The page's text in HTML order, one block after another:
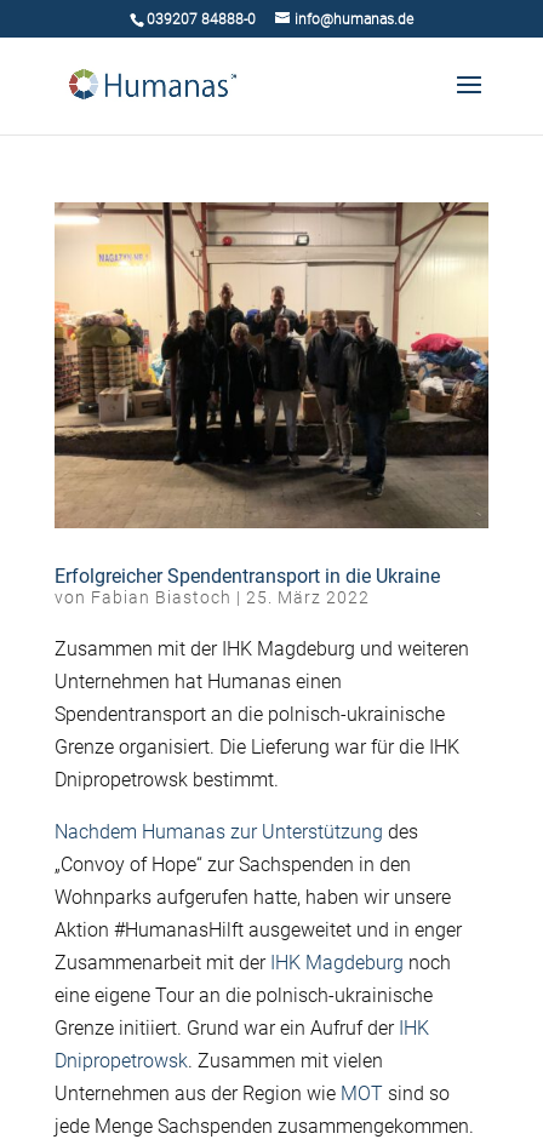
039207 84888-0 info@humanas.de
Erfolgreicher Spendentransport in die Ukraine
von Fabian Biastoch | 25. März 2022
Zusammen mit der IHK Magdeburg und weiteren
Unternehmen hat Humanas einen
Spendentransport an die polnisch-ukrainische
Grenze organisiert. Die Lieferung war für die IHK
Dnipropetrowsk bestimmt.
Nachdem Humanas zur Unterstützung des
„Convoy of Hope“ zur Sachspenden in den
Wohnparks aufgerufen hatte, haben wir unsere
Aktion #HumanasHilft ausgeweitet und in enger
Zusammenarbeit mit der IHK Magdeburg noch
eine eigene Tour an die polnisch-ukrainische
Grenze initiiert. Grund war ein Aufruf der IHK
Dnipropetrowsk. Zusammen mit vielen
Unternehmen aus der Region wie MOTsind so
jede Menge Sachspenden zusammengekommen.